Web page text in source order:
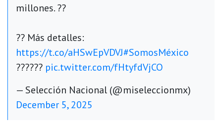
millones. ??
?? Más detalles:
https://t.co/aHSwEpVDVJ#SomosMéxico
?????? pic.twitter.com/fHtyfdVjCO
— Selección Nacional (@miseleccionmx)
December 5, 2025